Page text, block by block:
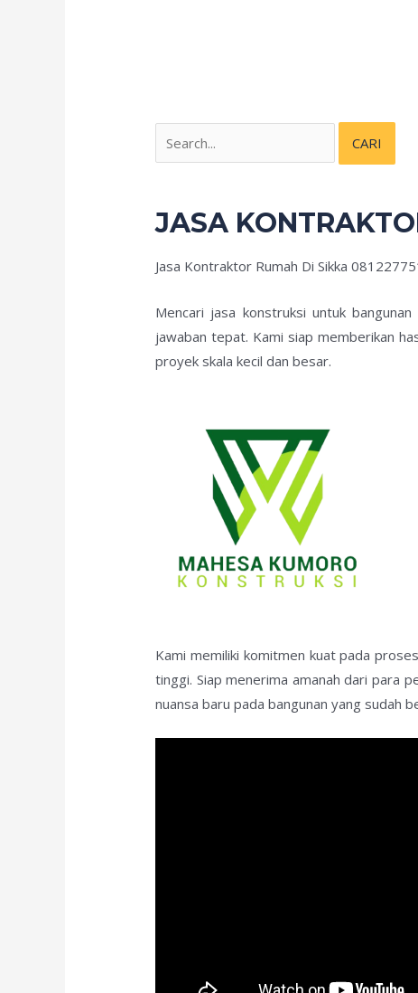
JASA
Jasa Kontraktor Rumah Di Sikka
Mencari jasa konstruksi untuk
jawaban tepat. Kami siap memberikan
proyek skala kecil dan besar.
Kami memiliki komitmen kuat pada
tinggi. Siap menerima amanah dari para
nuansa baru pada bangunan yang sudah